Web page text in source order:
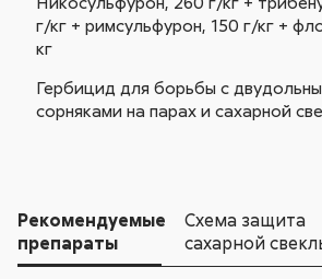
г/кг + римсульфурон, 150 г/кг +
кг
Гербицид для борьбы с
сорняками на парах и сахарной
Рекомендуемые
препараты
Схема защита
сахарной